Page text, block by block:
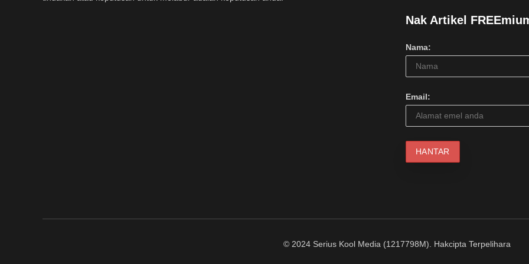
Nak Artikel
Nama:
Email:
© 2024 Serius Kool Media (1217798M). Hakcipta Terpelihara